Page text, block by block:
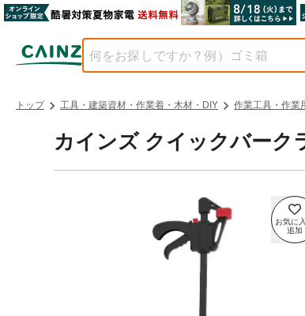
トップ 工具・建築資材・作業着・木材・DIY 作業工具・作業
カインズ クイックバーク